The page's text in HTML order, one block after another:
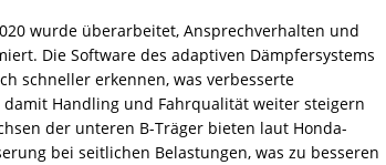
wurde überarbeitet, Ansprechverhalten und
Die Software des adaptiven Dämpfersystems
schneller erkennen, was verbesserte
Handling und Fahrqualität weiter steigern
der unteren B-Träger bieten laut Honda-
bei seitlichen Belastungen, was zu besseren